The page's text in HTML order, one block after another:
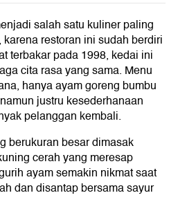
salah satu kuliner paling
restoran ini sudah berdiri
terbakar pada 1998, kedai ini
cita rasa yang sama. Menu
hanya ayam goreng bumbu
justru kesederhanaan
pelanggan kembali.
berukuran besar dimasak
cerah yang meresap
ayam semakin nikmat saat
dan disantap bersama sayur